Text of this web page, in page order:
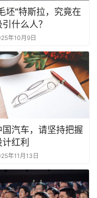
坯”特斯拉，究竟在
引什么人？
年10月9日
国汽车，请坚持把握
红利
年11月13日